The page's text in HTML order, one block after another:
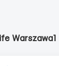
Warszawa1